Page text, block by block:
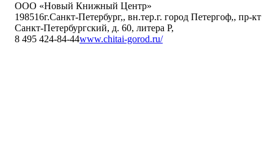
ООО «Новый Книжный Центр»
198516г.Санкт-Петербург,, вн.тер.г. город Петергоф,, пр-кт
Санкт-Петербургский, д. 60, литера Р,
8 495 424-84-44www.chitai-gorod.ru/